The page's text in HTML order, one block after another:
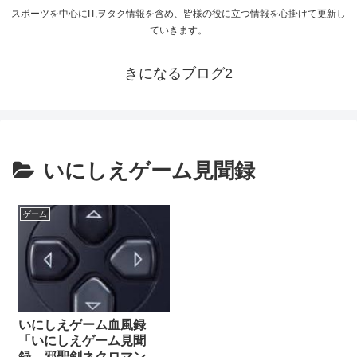
スポーツを中心にIT,ヲタク情報を含め、皆様の役に立つ情報を心掛けて更新し
ていきます。
きになるブログ2
いにしえゲーム見聞録
ゲーム
いにしえゲーム血風録
「いにしえゲーム見聞